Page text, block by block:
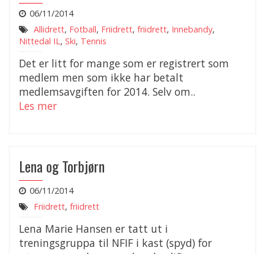
06/11/2014
Allidrett, Fotball, Friidrett, friidrett, Innebandy,
Nittedal IL, Ski, Tennis
Det er litt for mange som er registrert som
medlem men som ikke har betalt
medlemsavgiften for 2014. Selv om..
Les mer
Lena og Torbjørn
06/11/2014
Friidrett, friidrett
Lena Marie Hansen er tatt ut i
treningsgruppa til NFIF i kast (spyd) for